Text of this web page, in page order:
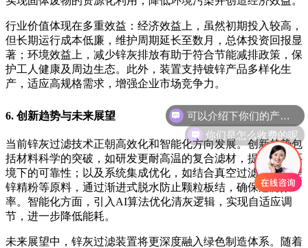
行业价值体现在多重效益：经济效益上，虽然初期投入较高，
但长期运行成本低廉，维护周期延长至数月，总体投资回报显
著；环境效益上，减少锌灰排放有助于符合节能减排政策，保
护工人健康及周边生态。此外，装置支持镀锌产品多样化生
产，适应高规格需求，增强企业市场竞争力。
6. 创新趋势与未来展望
当前锌灰过滤技术正朝高效化和智能化方向发展。创新趋势包
括材料科学的突破，如研发更耐高温的复合滤材，提升极端环
境下的可靠性；以及系统集成优化，如结合真空过滤技术处理
锌精粉等原料，通过渐进式脱水防止颗粒板结，确保过滤效
率。智能化方面，引入AI算法优化清灰逻辑，实现自适应调
节，进一步降低能耗。
未来展望中，锌灰过滤装置将更深度融入绿色制造体系。随着
你们是怎么收费的呢